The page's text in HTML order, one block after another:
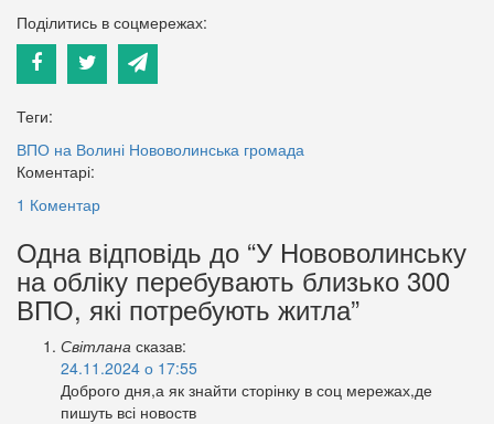
Поділитись в соцмережах:
Теги:
ВПО на Волині Нововолинська громада
Коментарі:
1 Коментар
Одна відповідь до “У Нововолинську
на обліку перебувають близько 300
ВПО, які потребують житла”
Світлана сказав:
24.11.2024 о 17:55
Доброго дня,а як знайти сторінку в соц мережах,де
пишуть всі новоств